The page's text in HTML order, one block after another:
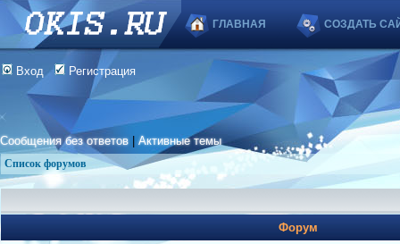
ГЛАВНАЯ СОЗДАТЬ
Вход Регистрация
Сообщения без ответов |Активные темы
Список форумов
Форум